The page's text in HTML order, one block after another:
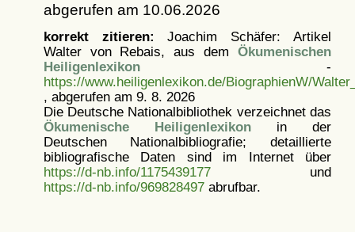
abgerufen am 10.06.2026
korrekt zitieren: Joachim Schäfer: Artikel
Walter von Rebais, aus dem Ökumenischen
Heiligenlexikon-
https://www.heiligenlexikon.de/BiographienW/
, abgerufen am 9. 8. 2026
Die Deutsche Nationalbibliothek verzeichnet das
Ökumenische Heiligenlexikonin der
Deutschen Nationalbibliografie; detaillierte
bibliografische Daten sind im Internet über
https://d-nb.info/1175439177und
https://d-nb.info/969828497abrufbar.